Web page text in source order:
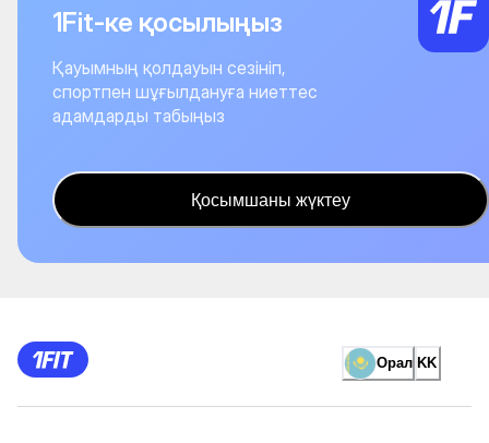
1Fit-ке қосылыңыз
Қауымның қолдауын сезініп,
спортпен шұғылдануға ниеттес
адамдарды табыңыз
Қосымшаны жүктеу
Орал KK